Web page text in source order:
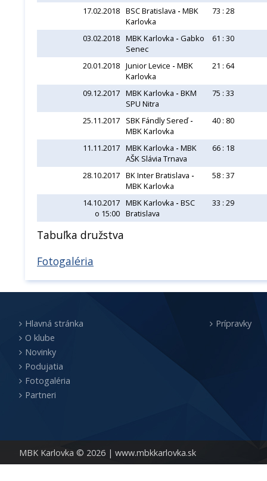
17.02.2018 BSC Bratislava - MBK
Karlovka
73 : 28
03.02.2018 MBK Karlovka - Gabko
Senec
61 : 30
20.01.2018 Junior Levice - MBK
Karlovka
21 : 64
09.12.2017 MBK Karlovka - BKM
SPU Nitra
75 : 33
25.11.2017 SBK Fándly Sereď-
MBK Karlovka
40 : 80
11.11.2017 MBK Karlovka - MBK
AŠK Slávia Trnava
66 : 18
28.10.2017 BK Inter Bratislava -
MBK Karlovka
58 : 37
14.10.2017
o 15:00
MBK Karlovka - BSC
Bratislava
33 : 29
Tabuľka družstva
Fotogaléria
MBK Karlovka © 2026 | www.mbkkarlovka.sk
Hlavná stránka
O klube
Novinky
Podujatia
Fotogaléria
Partneri
Prípravky